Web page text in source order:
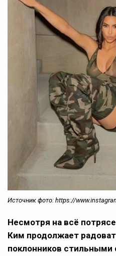
Источник фото: https://
Несмотря на всё
Ким продолжает
поклонников